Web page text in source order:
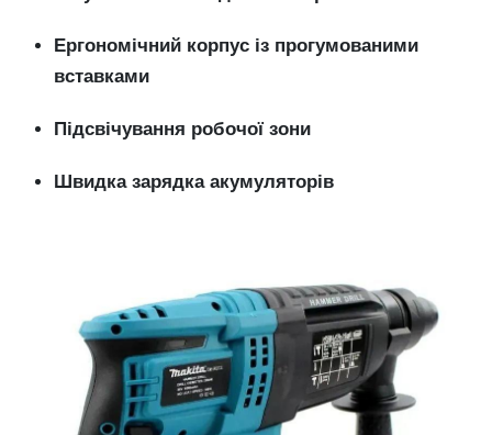
Ергономічний корпус із прогумованими
вставками
Підсвічування робочої зони
Швидка зарядка акумуляторів